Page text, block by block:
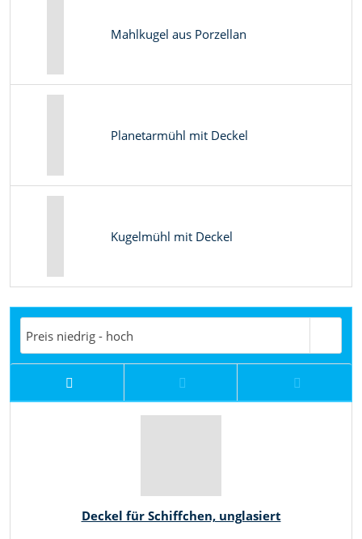
Mahlkugel aus Porzellan
Planetarmühl mit Deckel
Kugelmühl mit Deckel
Preis niedrig - hoch
Deckel für Schiffchen, unglasiert